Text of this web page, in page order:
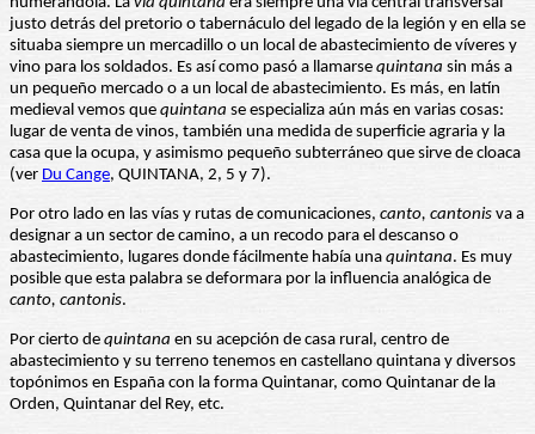
justo detrás del pretorio o tabernáculo del legado de la legión y en ella se
situaba siempre un mercadillo o un local de abastecimiento de víveres y
vino para los soldados. Es así como pasó a llamarse quintana sin más a
un pequeño mercado o a un local de abastecimiento. Es más, en latín
medieval vemos que quintana se especializa aún más en varias cosas:
lugar de venta de vinos, también una medida de superficie agraria y la
casa que la ocupa, y asimismo pequeño subterráneo que sirve de cloaca
(ver Du Cange, QUINTANA, 2, 5 y 7).
Por otro lado en las vías y rutas de comunicaciones, canto, cantonis va a
designar a un sector de camino, a un recodo para el descanso o
abastecimiento, lugares donde fácilmente había una quintana. Es muy
posible que esta palabra se deformara por la influencia analógica de
canto, cantonis.
Por cierto de quintana en su acepción de casa rural, centro de
abastecimiento y su terreno tenemos en castellano quintana y diversos
topónimos en España con la forma Quintanar, como Quintanar de la
Orden, Quintanar del Rey, etc.